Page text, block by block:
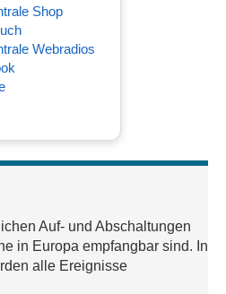
Shop
Webradios
Auf- und Abschaltungen
in Europa empfangbar sind. In
alle Ereignisse